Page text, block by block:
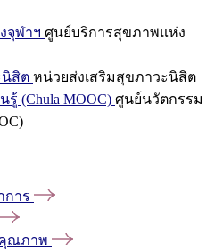
จุฬาฯ ศูนย์บริการสุขภาพแห่ง
นิสิต หน่วยส่งเสริมสุขภาวะนิสิต
(Chula MOOC) ศูนย์นวัตกรรม
การ
คุณภาพ